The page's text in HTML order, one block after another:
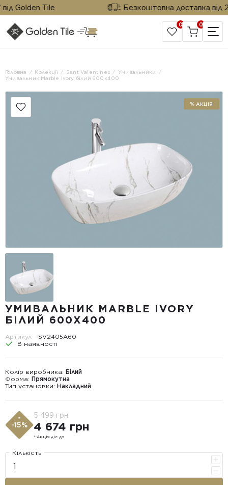
Golden Tile Безкоштовна доставка від
САЙТ КОМПАНІЇ
0 0
Головна Колекції Sant Valentines
Умивальники
Умивальник Marble Ivory білий 600x400
УМИВАЛЬНИК MARBLE IVORY
БІЛИЙ 600X400
Артикул - SV2405A60
В наявності
Колір виробника: Білий
Форма: Прямокутна
Тип установки: Накладний
*
-15%
5 499 грн
4 674 грн
*-Акція діє до
Кількість